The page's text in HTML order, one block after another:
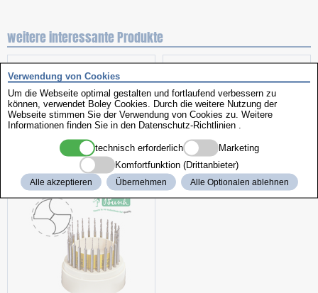
weitere interessante Produkte
Butterfly Schließen LED-Lupe
Verwendung von Cookies
Um die Webseite optimal gestalten und fortlaufend verbessern zu
können, verwendet Boley Cookies. Durch die weitere Nutzung der
Webseite stimmen Sie der Verwendung von Cookies zu. Weitere
Informationen finden Sie in den Datenschutz-Richtlinien
technisch erforderlich
Marketing
Komfortfunktion (Drittanbieter)
Alle akzeptieren Übernehmen Alle Optionalen ablehnen